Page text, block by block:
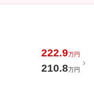
222.9万円
210.8万円